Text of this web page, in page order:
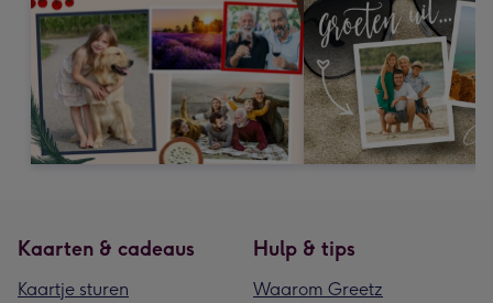
Kaarten & cadeaus
Kaartje sturen
Hulp & tips
Waarom Greetz